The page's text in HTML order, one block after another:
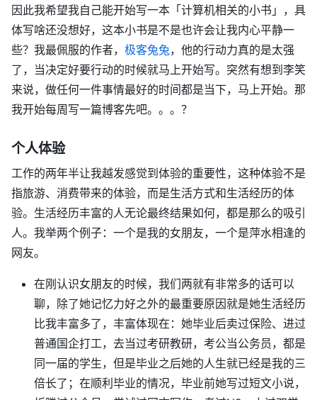
因此我希望我自己能开始写一本「计算机相关的小书」，具
体写啥还没想好，这本小书是不是也许会让我内心平静一
些？我最佩服的作者， 极客兔兔，他的行动力真的是太强
了，当决定好要行动的时候就马上开始写。突然有想到李笑
来说，做任何一件事情最好的时间都是当下，马上开始。那
我开始每周写一篇博客先吧。。。？
个人体验
工作的两年半让我越发感觉到体验的重要性，这种体验不是
指旅游、消费带来的体验，而是生活方式和生活经历的体
验。生活经历丰富的人无论最终结果如何，都是那么的吸引
人。我举两个例子：一个是我的女朋友，一个是萍水相逢的
网友。
在刚认识女朋友的时候，我们两就有非常多的话可以
聊，除了她记忆力好之外的最重要原因就是她生活经历
比我丰富多了，丰富体现在：她毕业后卖过保险、进过
普通国企打工，去当过考研教研，考公当公务员，都是
同一届的学生，但是毕业之后她的人生就已经是我的三
倍长了；在顺利毕业的情况，毕业前她写过短文小说，